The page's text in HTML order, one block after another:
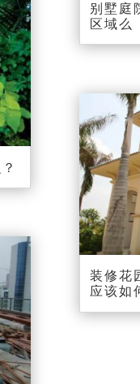
别墅庭
区域么
装修花
应该如